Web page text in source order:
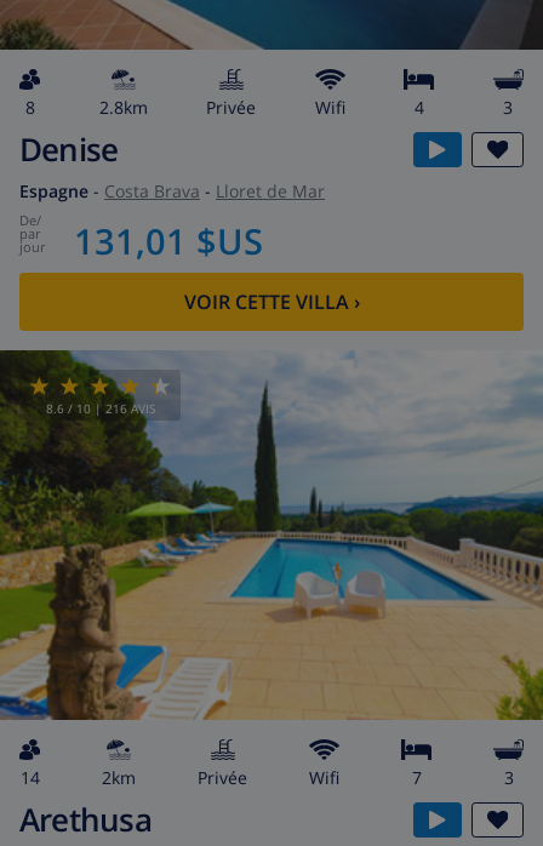
8 2.8km privée wifi 4 3
Denise
Espagne - Costa Brava - Lloret de Mar
de/
par
jour 131,01 $US
VOIR CETTE VILLA›
8.6/ 10 | 216 AVIS
14 2km privée wifi 7 3
Arethusa